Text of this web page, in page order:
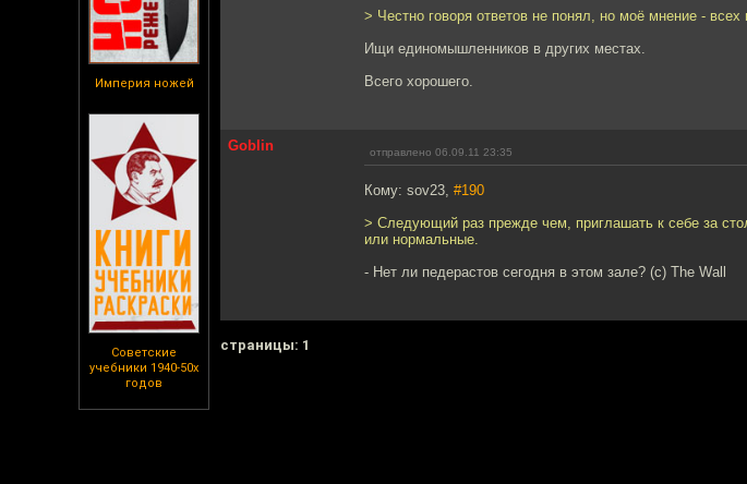
Империя ножей
Советские
учебники 1940-50х
годов
> Честно говоря ответов не понял, но моё мнение - всех
Ищи единомышленников в других местах.
Всего хорошего.
Goblin отправлено 06.09.11 23:35
Кому: sov23, #190
> Следующий раз прежде чем, приглашать к себе за
или нормальные.
- Нет ли педерастов сегодня в этом зале? (с) The Wall
cтраницы: 1